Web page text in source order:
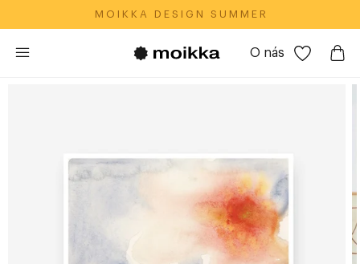
M O I K K A‎ ‎ ‎ D E S I G N‎ ‎ ‎ S U M M E R
O nás